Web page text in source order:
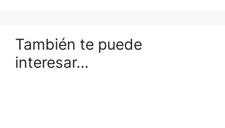
También te puede
interesar…